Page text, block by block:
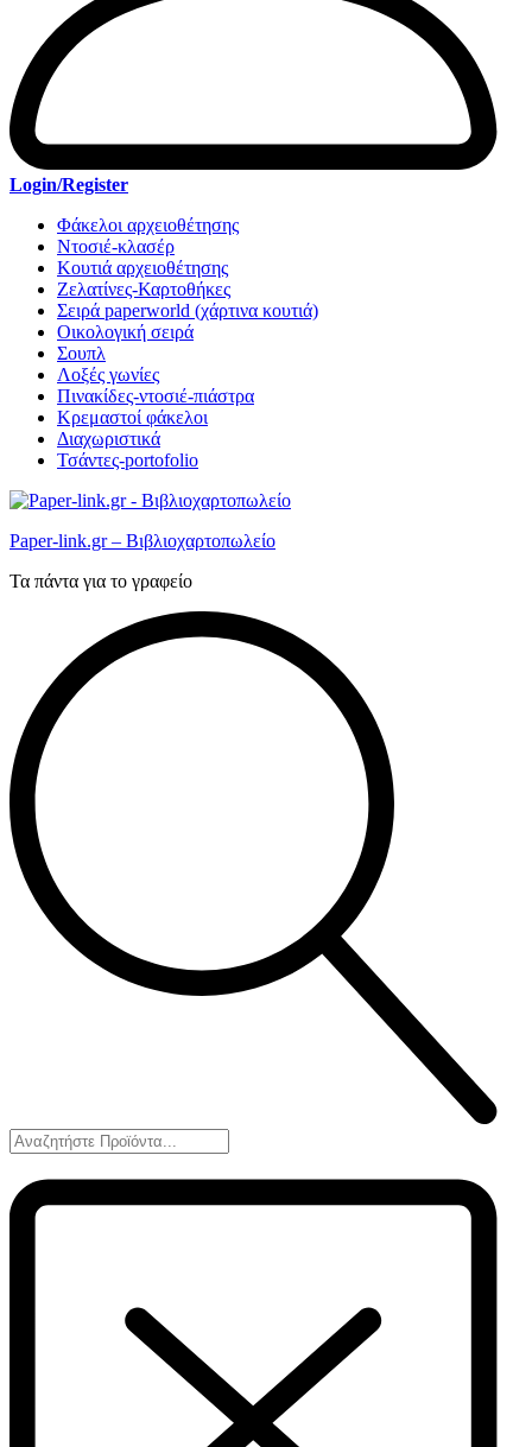
Login/Register
Φάκελοι αρχειοθέτησης
Ντοσιέ-κλασέρ
Κουτιά αρχειοθέτησης
Ζελατίνες-Καρτοθήκες
Σειρά paperworld (χάρτινα κουτιά)
Οικολογική σειρά
Σουπλ
Λοξές γωνίες
Πινακίδες-ντοσιέ-πιάστρα
Κρεμαστοί φάκελοι
Διαχωριστικά
Τσάντες-portofolio
Paper-link.gr – Βιβλιοχαρτοπωλείο
Τα πάντα για το γραφείο